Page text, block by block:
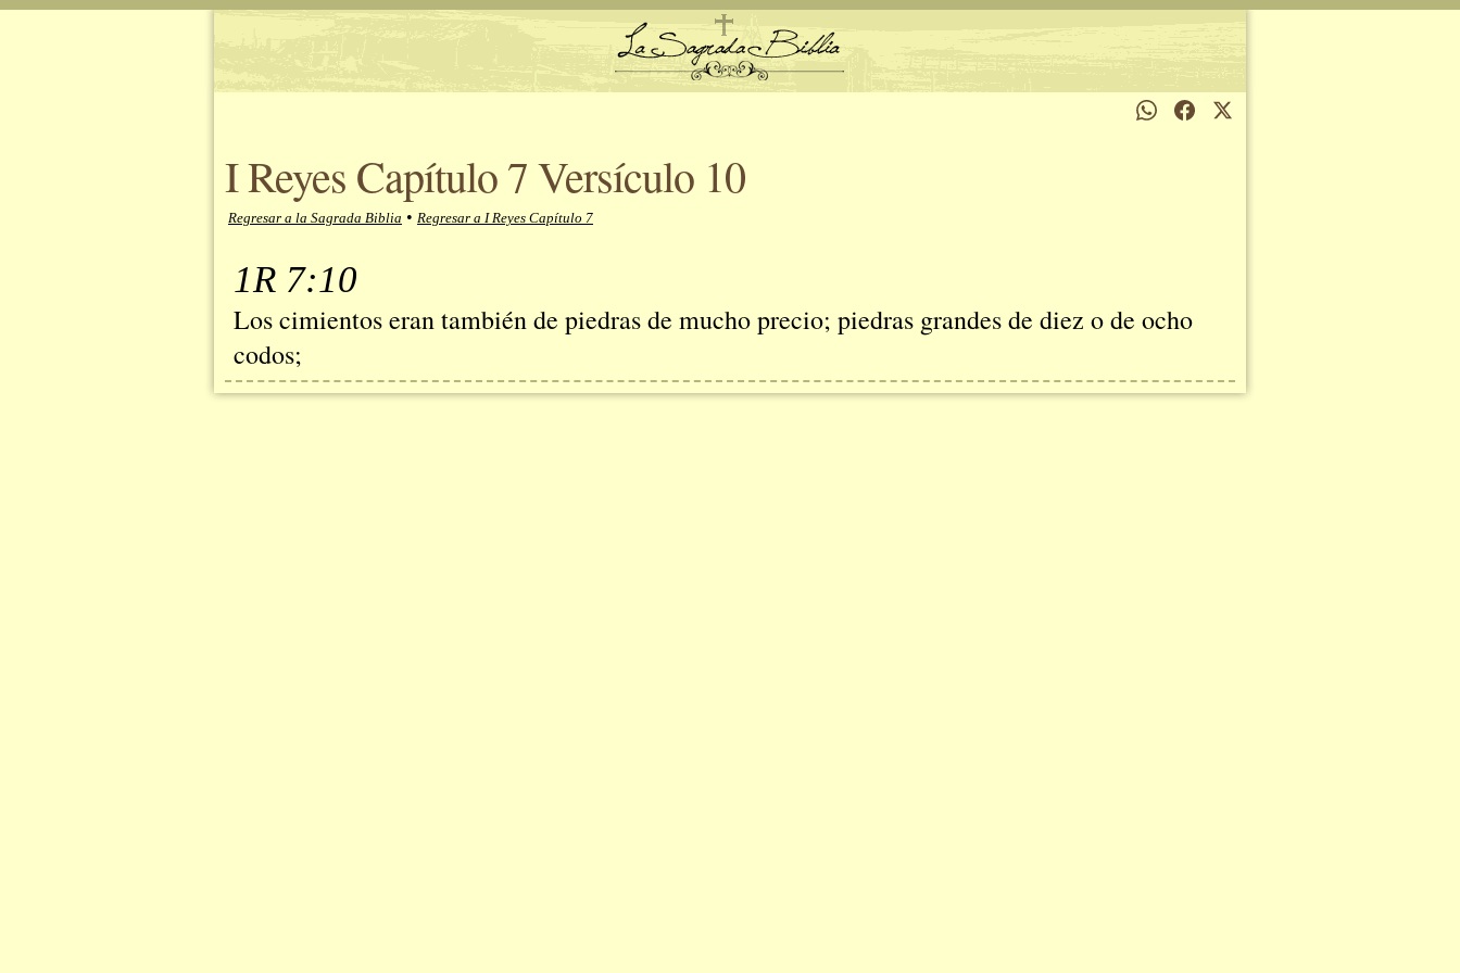
I Reyes Capítulo 7 Versículo 10
Regresar a la Sagrada Biblia • Regresar a I Reyes Capítulo 7
1R 7:10
Los cimientos eran también de piedras de mucho precio; piedras grandes de diez o de ocho
codos;